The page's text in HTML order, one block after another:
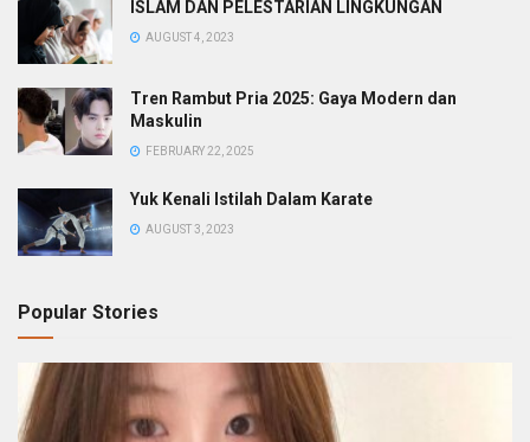
ISLAM DAN PELESTARIAN LINGKUNGAN
AUGUST 4, 2023
Tren Rambut Pria 2025: Gaya Modern dan
Maskulin
FEBRUARY 22, 2025
Yuk Kenali Istilah Dalam Karate
AUGUST 3, 2023
Popular Stories